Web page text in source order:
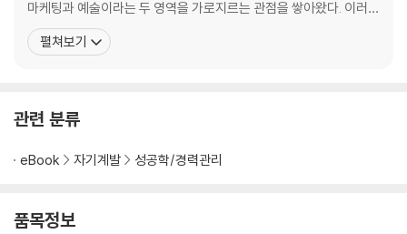
05 최대한 대충 할 수 있어야 한다
열심히는 그만, 제발 대충 하자 | 반드시 대충 해야 한다 | 끊임없이 할 생각
하지 말자 | 절대 지지 않는 게임으로 설정해놓고 시작하기
서행하더라도 벨트는 매셔야죠 | 일과 일상을 섞어야 한다 | 나의 공간을
나침반이 되어 줄 플랫폼 지도 | 몰라도 되지만 알아두면 좋은 디자인 정보
마케팅과 예술이라는 두 영역을 가로지르는 관점을 쌓아왔다. 이러한
여정은 첫 저서 《애매한 재능이 무기가 되는 순간》의 출간과 대만, 베
트남 판권 수출로 이어졌다. 이후 CBS 〈세상을 바꾸는 시간 15분〉 연
펼쳐보기
관련 분류
eBook 자기계발 성공학/경력관리
품목정보